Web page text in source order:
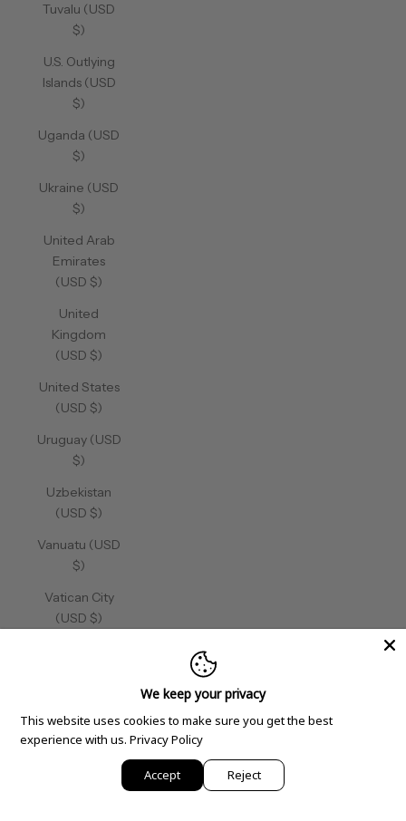
Tuvalu (USD
$)
U.S. Outlying
Islands (USD
$)
Uganda (USD
$)
Ukraine (USD
$)
United Arab
Emirates
(USD $)
United
Kingdom
(USD $)
United States
(USD $)
Uruguay (USD
$)
Uzbekistan
(USD $)
Vanuatu (USD
$)
Vatican City
(USD $)
$)
We keep your privacy
This website uses cookies to make sure you get the best
experience with us. Privacy Policy
Accept Reject